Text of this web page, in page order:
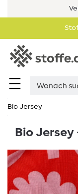
☰
Bio Jersey
Bio